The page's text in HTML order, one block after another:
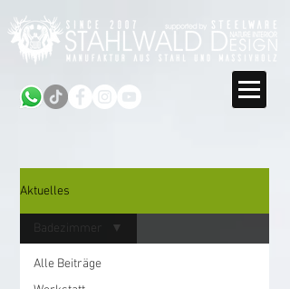
Aktuelles
Alle Beiträge
Badezimmer